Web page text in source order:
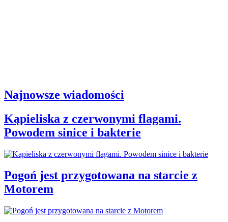
Najnowsze wiadomości
Kąpieliska z czerwonymi flagami.
Powodem sinice i bakterie
Pogoń jest przygotowana na starcie z
Motorem